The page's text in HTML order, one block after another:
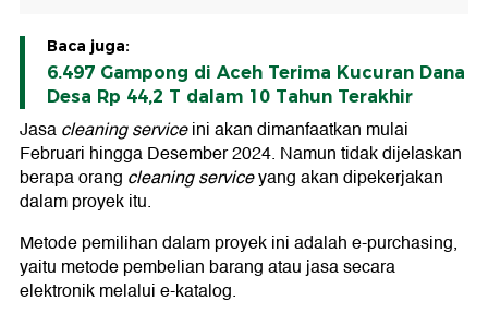
Baca juga:
6.497 Gampong di Aceh Terima Kucuran Dana
Desa Rp 44,2 T dalam 10 Tahun Terakhir
Jasacleaning serviceini akan dimanfaatkan mulai
Februari hingga Desember 2024. Namun tidak dijelaskan
berapa orang cleaning serviceyang akan dipekerjakan
dalam proyek itu.
Metode pemilihan dalam proyek ini adalah e-purchasing,
yaitu metode pembelian barang atau jasa secara
elektronik melalui e-katalog.